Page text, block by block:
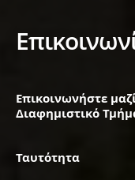
Επικοινωνήστε
Διαφημιστικό
Ταυτότητα